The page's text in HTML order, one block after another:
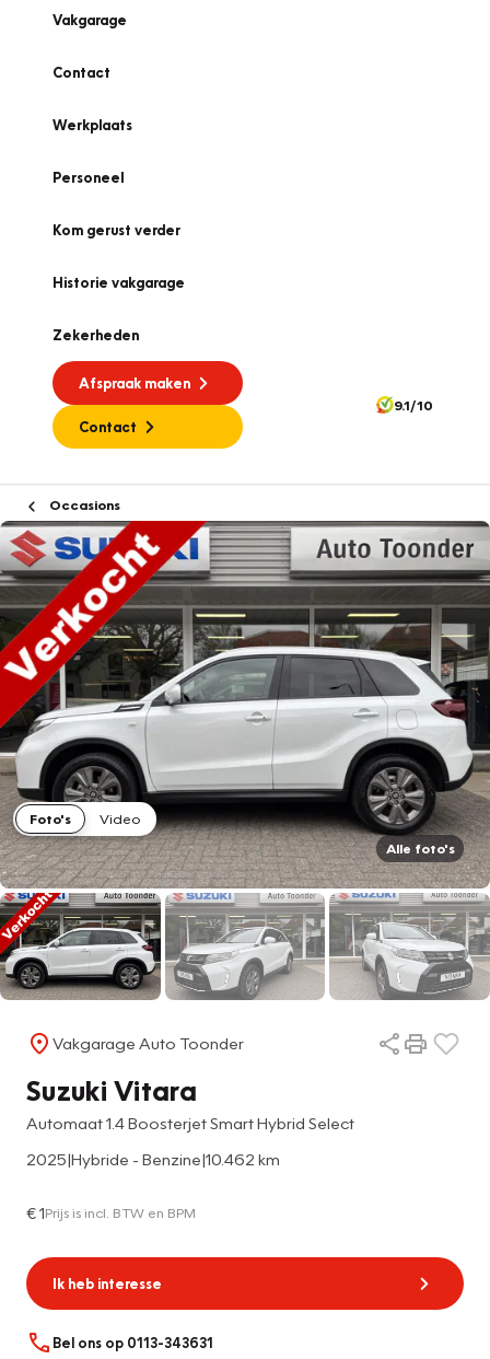
Vakgarage
Contact
Werkplaats
Personeel
Kom gerust verder
Historie vakgarage
Zekerheden
Afspraak maken
Contact
9.1/10
Occasions
Foto's
Video
Alle foto's
Vakgarage Auto Toonder
Suzuki Vitara
Automaat 1.4 Boosterjet Smart Hybrid Select
2025|Hybride - Benzine|10.462 km
€ 1Prijs is incl. BTW en BPM
Ik heb interesse
Bel ons op 0113-343631